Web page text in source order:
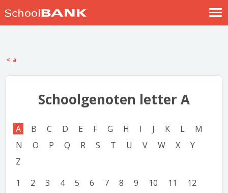
Help
a
Schoolgenoten letter A
A B C D E F G H I J K L
M
N
O P Q R S T U V W X
Y
Z
1
2 3 4 5 6 7 8 9 10 11
12